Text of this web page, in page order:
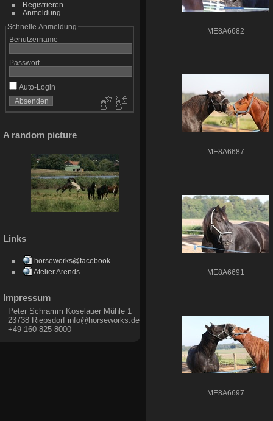
Registrieren
Anmeldung
Schnelle Anmeldung
Benutzername
Passwort
Auto-Login
A random picture
Links
horseworks@facebook
Atelier Arends
Impressum
Peter Schramm Koselauer Mühle 1
23738 Riepsdorf info@horseworks.de
+49 160 825 8000
ME8A6682
ME8A6687
ME8A6691
ME8A6697